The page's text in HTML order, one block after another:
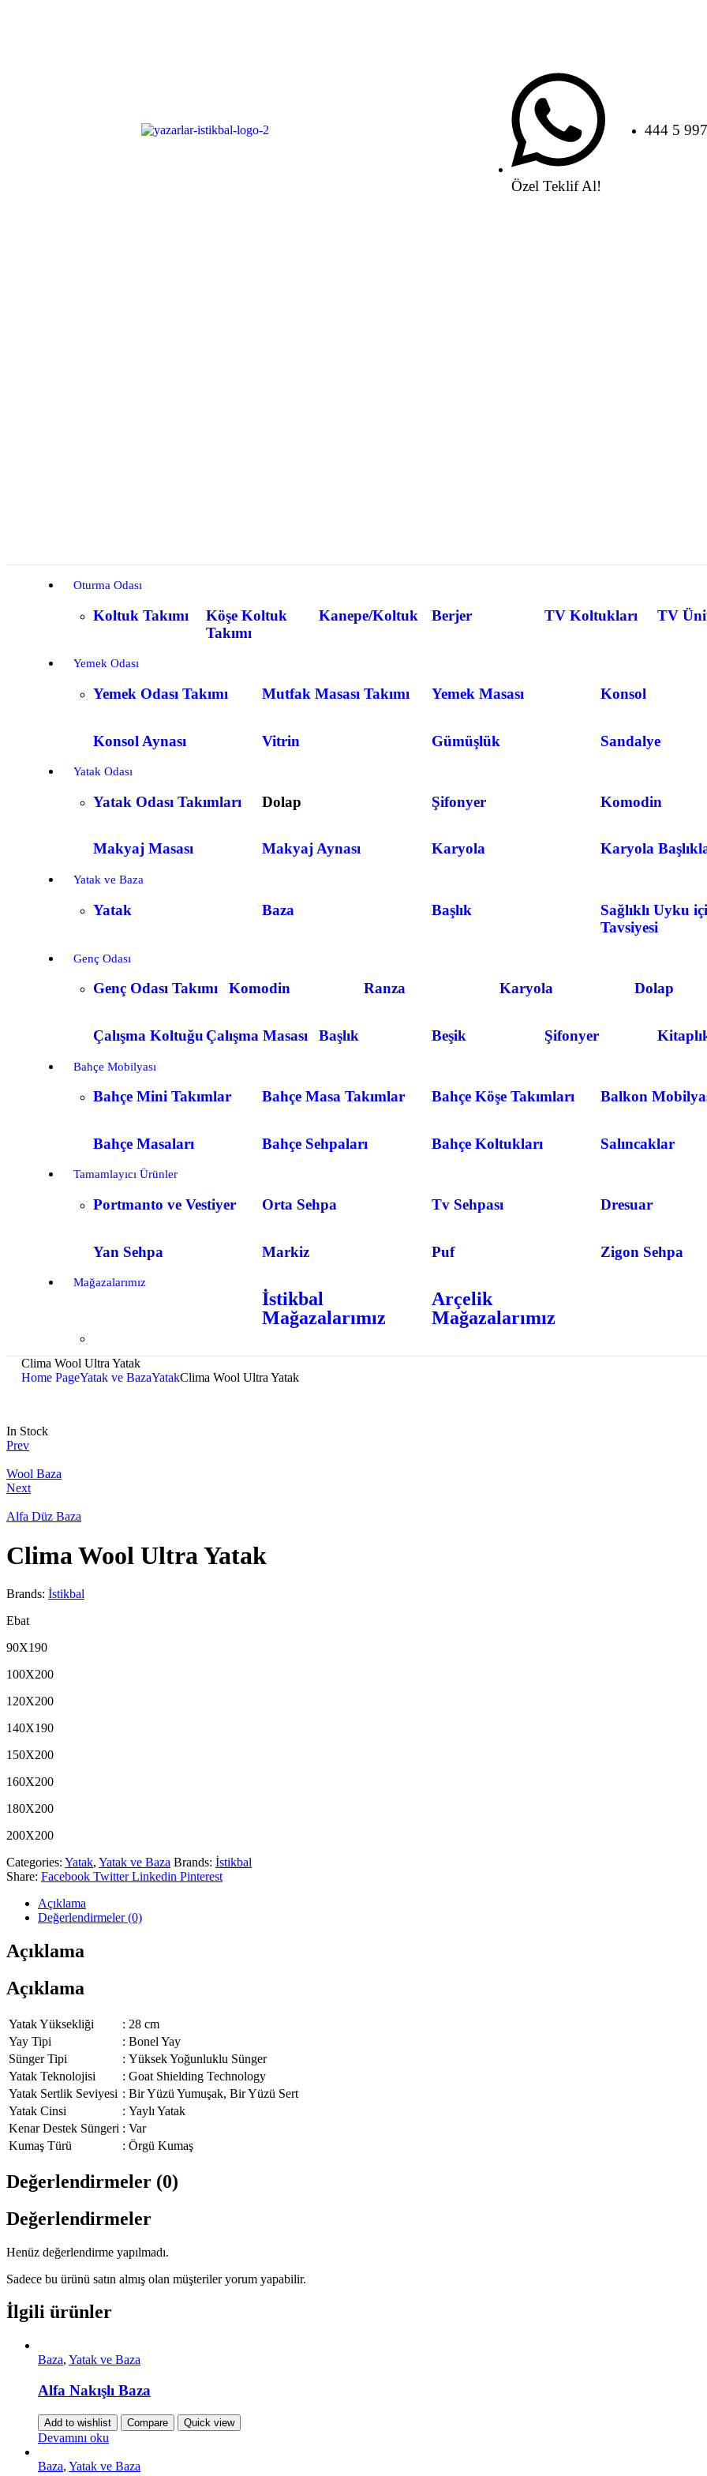
Özel Teklif Al!
444 5
Oturma Odası
Koltuk Takımı
Köşe Koltuk
Takımı
Kanepe/Koltuk Berjer TV Koltukları TV
Yemek Odası
Yemek Odası Takımı Mutfak Masası Takımı Yemek Masası Konsol
Konsol Aynası Vitrin Gümüşlük Sandalye
Yatak Odası
Yatak Odası Takımları Dolap Şifonyer Komodin
Makyaj Masası Makyaj Aynası Karyola Karyola
Yatak ve Baza
Yatak Baza Başlık
Sağlıklı Uyku
Tavsiyesi
Genç Odası
Genç Odası Takımı Komodin Ranza Karyola Dolap
Çalışma Koltuğu Çalışma Masası Başlık Beşik Şifonyer
Bahçe Mobilyası
Bahçe Mini Takımlar Bahçe Masa Takımlar Bahçe Köşe Takımları Balkon
Bahçe Masaları Bahçe Sehpaları Bahçe Koltukları Salıncaklar
Tamamlayıcı Ürünler
Portmanto ve Vestiyer Orta Sehpa Tv Sehpası Dresuar
Yan Sehpa Markiz Puf Zigon Sehpa
Mağazalarımız
İstikbal
Mağazalarımız
Arçelik
Mağazalarımız
Clima Wool Ultra Yatak
Home PageYatak ve BazaYatakClima Wool Ultra Yatak
In Stock
Prev
Wool Baza
Next
Alfa Düz Baza
Clima Wool Ultra Yatak
Brands: İstikbal
Ebat
90X190
100X200
120X200
140X190
150X200
160X200
180X200
200X200
Categories: Yatak, Yatak ve Baza Brands: İstikbal
Share: Facebook Twitter Linkedin Pinterest
Açıklama
Değerlendirmeler (0)
Açıklama
Açıklama
Yatak Yüksekliği : 28 cm
Yay Tipi
: Bonel Yay
Sünger Tipi
: Yüksek Yoğunluklu Sünger
Yatak Teknolojisi
: Goat Shielding Technology
Yatak Sertlik Seviyesi : Bir Yüzü Yumuşak, Bir Yüzü Sert
Yatak Cinsi
: Yaylı Yatak
Kenar Destek Süngeri : Var
Kumaş Türü
: Örgü Kumaş
Değerlendirmeler (0)
Değerlendirmeler
Henüz değerlendirme yapılmadı.
Sadece bu ürünü satın almış olan müşteriler yorum yapabilir.
İlgili ürünler
Baza, Yatak ve Baza
Alfa Nakışlı Baza
Add to wishlist Compare Quick view
Devamını oku
Baza, Yatak ve Baza